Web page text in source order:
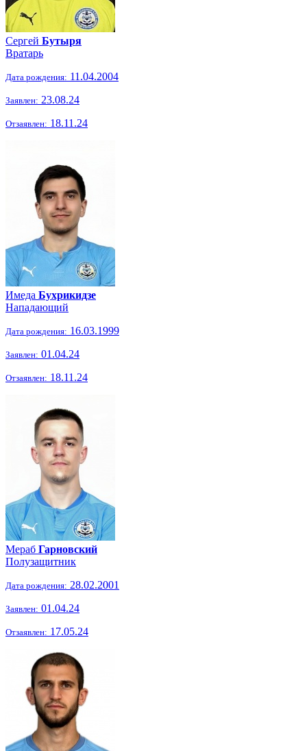
Сергей Бутыря
Вратарь
Дата рождения: 11.04.2004
Заявлен: 23.08.24
Отзаявлен: 18.11.24
Имеда Бухрикидзе
Нападающий
Дата рождения: 16.03.1999
Заявлен: 01.04.24
Отзаявлен: 18.11.24
Мераб Гарновский
Полузащитник
Дата рождения: 28.02.2001
Заявлен: 01.04.24
Отзаявлен: 17.05.24